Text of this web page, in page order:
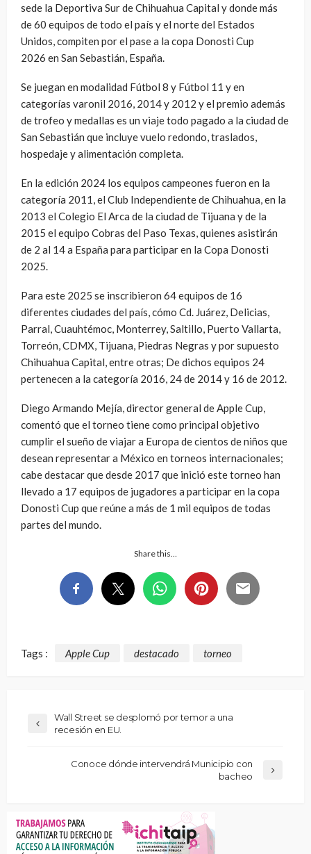
sede la Deportiva Sur de Chihuahua Capital y donde más
de 60 equipos de todo el país y el norte del Estados
Unidos, compiten por el pase a la copa Donosti Cup
2026 en San Sebastián, España.
Se juegan en modalidad Fútbol 8 y Fútbol 11 y en
categorías varonil 2016, 2014 y 2012 y el premio además
de trofeo y medallas es un viaje todo pagado a la ciudad de
San Sebastián que incluye vuelo redondo, traslados,
hospedaje y alimentación completa.
En la edición 2024 los equipos campeones fueron en la
categoría 2011, el Club Independiente de Chihuahua, en la
2013 el Colegio El Arca de la ciudad de Tijuana y de la
2015 el equipo Cobras del Paso Texas, quienes asistirán
de 2 al 14 a España para participar en la Copa Donosti
2025.
Para este 2025 se inscribieron 64 equipos de 16
diferentes ciudades del país, cómo Cd. Juárez, Delicias,
Parral, Cuauhtémoc, Monterrey, Saltillo, Puerto Vallarta,
Torreón, CDMX, Tijuana, Piedras Negras y por supuesto
Chihuahua Capital, entre otras; De dichos equipos 24
pertenecen a la categoría 2016, 24 de 2014 y 16 de 2012.
Diego Armando Mejía, director general de Apple Cup,
comentó que el torneo tiene como principal objetivo
cumplir el sueño de viajar a Europa de cientos de niños que
desean representar a México en torneos internacionales;
cabe destacar que desde 2017 que inició este torneo han
llevado a 17 equipos de jugadores a participar en la copa
Donosti Cup que reúne a más de 1 mil equipos de todas
partes del mundo.
Share this…
Tags : Apple Cup destacado torneo
Wall Street se desplomó por temor a una
recesión en EU.
Conoce dónde intervendrá Municipio con
bacheo